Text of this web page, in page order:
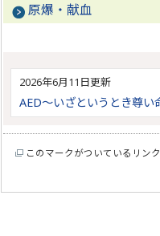
原爆・献血
2026年6月11日更新
AED～いざというとき尊い
このマークがついているリン